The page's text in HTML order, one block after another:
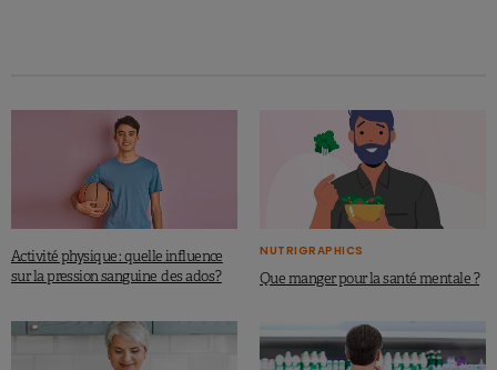
Activité physique : quelle influence
sur la pression sanguine des ados ?
NUTRIGRAPHICS
Que manger pour la santé mentale ?